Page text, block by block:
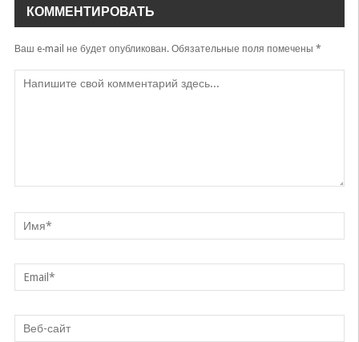
Ota ona [uzpesni.ru]
Farhod va Shirin
КОММЕНТИРОВАТЬ
Ваш e-mail не будет опубликован.Обязательные поля помечены *